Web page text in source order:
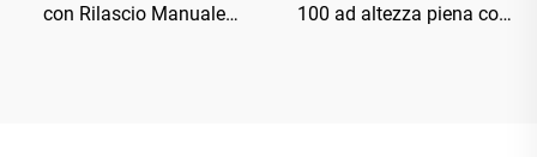
con Rilascio Manuale
100 ad altezza piena con